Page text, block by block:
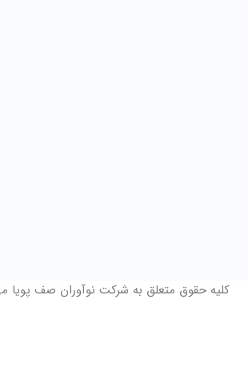
کلیه حقوق متعلق به شرکت نوآوران صف پویا می‌باشد©